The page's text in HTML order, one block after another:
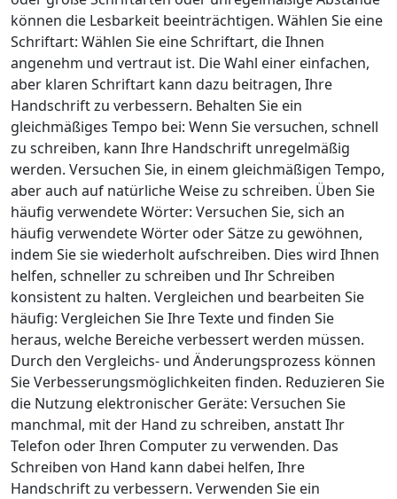
können die Lesbarkeit beeinträchtigen. Wählen Sie eine
Schriftart: Wählen Sie eine Schriftart, die Ihnen
angenehm und vertraut ist. Die Wahl einer einfachen,
aber klaren Schriftart kann dazu beitragen, Ihre
Handschrift zu verbessern. Behalten Sie ein
gleichmäßiges Tempo bei: Wenn Sie versuchen, schnell
zu schreiben, kann Ihre Handschrift unregelmäßig
werden. Versuchen Sie, in einem gleichmäßigen Tempo,
aber auch auf natürliche Weise zu schreiben. Üben Sie
häufig verwendete Wörter: Versuchen Sie, sich an
häufig verwendete Wörter oder Sätze zu gewöhnen,
indem Sie sie wiederholt aufschreiben. Dies wird Ihnen
helfen, schneller zu schreiben und Ihr Schreiben
konsistent zu halten. Vergleichen und bearbeiten Sie
häufig: Vergleichen Sie Ihre Texte und finden Sie
heraus, welche Bereiche verbessert werden müssen.
Durch den Vergleichs- und Änderungsprozess können
Sie Verbesserungsmöglichkeiten finden. Reduzieren Sie
die Nutzung elektronischer Geräte: Versuchen Sie
manchmal, mit der Hand zu schreiben, anstatt Ihr
Telefon oder Ihren Computer zu verwenden. Das
Schreiben von Hand kann dabei helfen, Ihre
Handschrift zu verbessern. Verwenden Sie ein